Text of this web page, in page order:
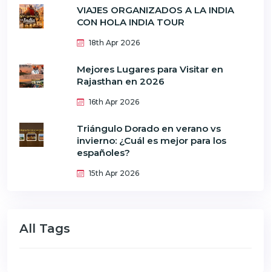
VIAJES ORGANIZADOS A LA INDIA
CON HOLA INDIA TOUR
18th Apr 2026
Mejores Lugares para Visitar en
Rajasthan en 2026
16th Apr 2026
Triángulo Dorado en verano vs
invierno: ¿Cuál es mejor para los
españoles?
15th Apr 2026
All Tags